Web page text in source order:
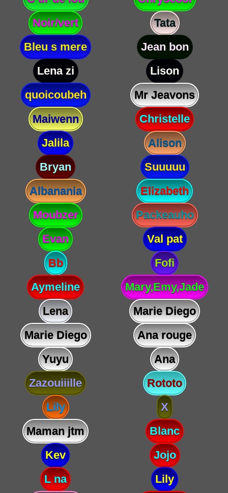
Noir/vert
Tata
Bleu s mere
Jean bon
Lena zi
Lison
quoicoubeh
Mr Jeavons
Maiwenn
Christelle
Jalila
Alison
Bryan
Suuuuu
Albanania
Elizabeth
Moubzer
Packeauho
Evan
Val pat
Bb
Fofi
Aymeline
Mary,Emy,Jade
Lena
Marie Diego
Marie Diego
Ana rouge
Yuyu
Ana
Zazouiiille
Rototo
Lily
X
Maman jtm
Blanc
Kev
Jojo
L na
Lily